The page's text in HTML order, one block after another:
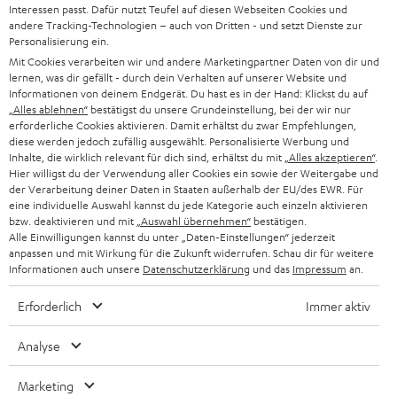
d
u
n
g
SOUNDBAR
HIFI-LAUTSPRECHER
SMART HOME
BLUETOOTH-LAUTSPRECHER
KOPFHÖRER
BLUETOOTH-KOPFHÖRER
STEREOANLAGEN
KARRIERE
PRESSE & MARKETING
GESCHÄFTSKUNDEN
PARTNERPROGRAMM
BLOG
NEWSLETTER
STORES
DEINE VORTEILE BEI TEUFEL
TEUFEL STORY
UNSER MANAGEMENT
Teufel Onlineshops
DEUTSCHLAND
ÖSTERREICH
SCHWEIZ
NIEDERLANDE
BELGIEN
FRANKREICH
SPANIEN
Interessen passt. Dafür nutzt Teufel auf diesen Webseiten Cookies und
andere Tracking-Technologien – auch von Dritten - und setzt Dienste zur
Personalisierung ein.
Mit Cookies verarbeiten wir und andere Marketingpartner Daten von dir und
lernen, was dir gefällt - durch dein Verhalten auf unserer Website und
Informationen von deinem Endgerät. Du hast es in der Hand: Klickst du auf
„Alles ablehnen“ bestätigst du unsere Grundeinstellung, bei der wir nur
erforderliche Cookies aktivieren. Damit erhältst du zwar Empfehlungen,
diese werden jedoch zufällig ausgewählt. Personalisierte Werbung und
Inhalte, die wirklich relevant für dich sind, erhältst du mit „Alles akzeptieren“.
Hier willigst du der Verwendung aller Cookies ein sowie der Weitergabe und
der Verarbeitung deiner Daten in Staaten außerhalb der EU/des EWR. Für
eine individuelle Auswahl kannst du jede Kategorie auch einzeln aktivieren
bzw. deaktivieren und mit „Auswahl übernehmen“ bestätigen.
Alle Einwilligungen kannst du unter „Daten-Einstellungen“ jederzeit
anpassen und mit Wirkung für die Zukunft widerrufen. Schau dir für weitere
Informationen auch unsere Datenschutzerklärung und das Impressum an.
Erforderlich Immer aktiv
Analyse
Marketing